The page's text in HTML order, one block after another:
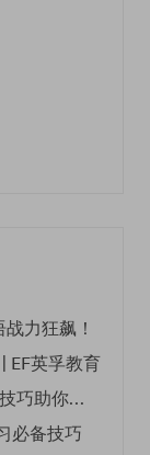
力狂飙！
EF英孚教育
普通打工人如何高效学英语？5个实用技巧助你突破职场瓶颈
必备技巧